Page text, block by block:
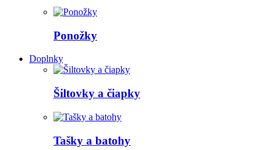
Ponožky
Doplnky
Šiltovky a čiapky
Tašky a batohy